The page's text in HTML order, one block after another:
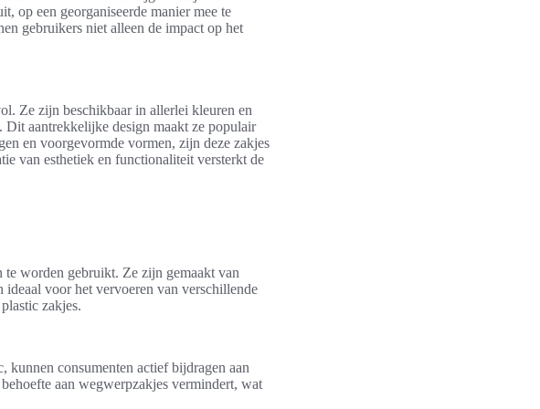
op een georganiseerde manier mee te
gebruikers niet alleen de impact op het
Ze zijn beschikbaar in allerlei kleuren en
Dit aantrekkelijke design maakt ze populair
en voorgevormde vormen, zijn deze zakjes
van esthetiek en functionaliteit versterkt de
te worden gebruikt. Ze zijn gemaakt van
voor het vervoeren van verschillende
zakjes.
kunnen consumenten actief bijdragen aan
aan wegwerpzakjes vermindert, wat